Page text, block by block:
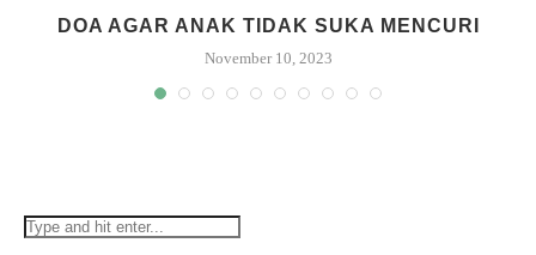
DOA AGAR ANAK TIDAK SUKA MENCURI
November 10, 2023